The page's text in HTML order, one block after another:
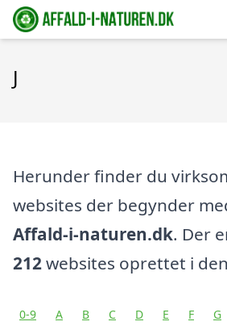
J
Herunder finder du
websites der begynder
Affald-i-naturen.dk. Der
212websites oprettet i
0-9 A B C D E F G